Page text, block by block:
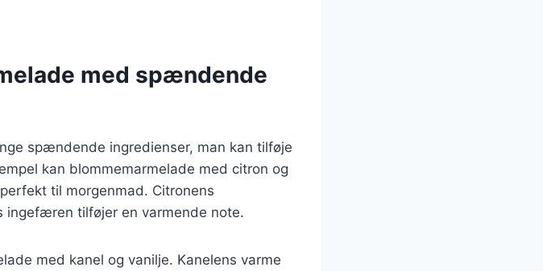
med spændende
spændende ingredienser, man kan tilføje
kan blommemarmelade med citron og
til morgenmad. Citronens
ingefæren tilføjer en varmende note.
med kanel og vanilje. Kanelens varme